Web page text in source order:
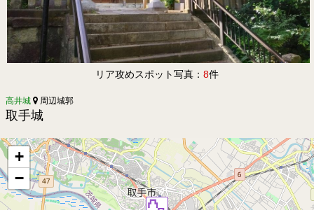
リア攻めスポット写真： 8件
高井城 周辺城郭
取手城
+
−